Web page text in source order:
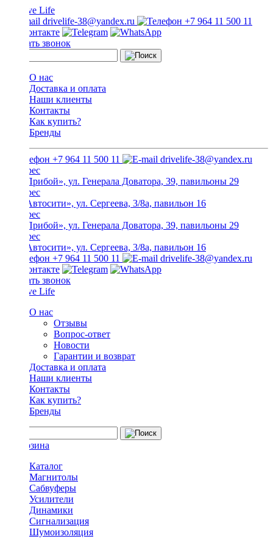
drivelife-38@yandex.ru +7 964 11 500 11
Заказать звонок
О нас
Доставка и оплата
Наши клиенты
Контакты
Как купить?
Бренды
+7 964 11 500 11 drivelife-38@yandex.ru
ТЦ «Прибой», ул. Генерала Доватора, 39, павильоны 29
ТЦ «Автосити», ул. Сергеева, 3/8а, павильон 16
ТЦ «Прибой», ул. Генерала Доватора, 39, павильоны 29
ТЦ «Автосити», ул. Сергеева, 3/8а, павильон 16
+7 964 11 500 11
drivelife-38@yandex.ru
Заказать звонок
О нас
Отзывы
Вопрос-ответ
Новости
Гарантии и возврат
Доставка и оплата
Наши клиенты
Контакты
Как купить?
Бренды
Каталог
Магнитолы
Сабвуферы
Усилители
Динамики
Сигнализация
Шумоизоляция